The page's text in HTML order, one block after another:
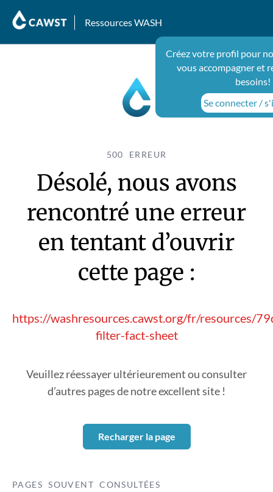
Ressources WASH
Créez votre profil pour
vous accompagner et
besoins!
Se connecter /
500 ERREUR
Désolé, nous avons
rencontré une erreur
en tentant d’ouvrir
cette page :
https://washresources.cawst.org/fr/resources/
filter-fact-sheet
Veuillez réessayer ultérieurement ou consulter
d’autres pages de notre excellent site !
Recharger la page
PAGES SOUVENT CONSULTÉES